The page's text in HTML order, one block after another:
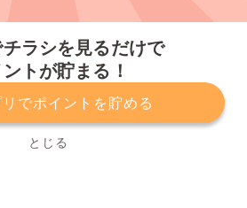
ラシを見るだけで
トが貯まる！
でポイントを貯める
とじる
リシー 利用規約
運営会社
問い合わせ